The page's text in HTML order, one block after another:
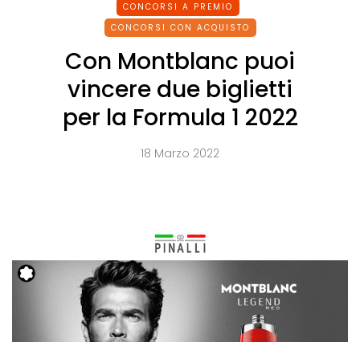
CONCORSI A PREMIO
CONCORSI CON ACQUISTO
Con Montblanc puoi
vincere due biglietti
per la Formula 1 2022
18 Marzo 2022